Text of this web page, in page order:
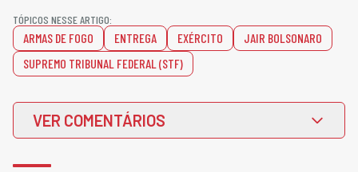
TÓPICOS NESSE ARTIGO:
ARMAS DE FOGO ENTREGA EXÉRCITO
JAIR BOLSONARO
SUPREMO TRIBUNAL FEDERAL (STF)
VER COMENTÁRIOS